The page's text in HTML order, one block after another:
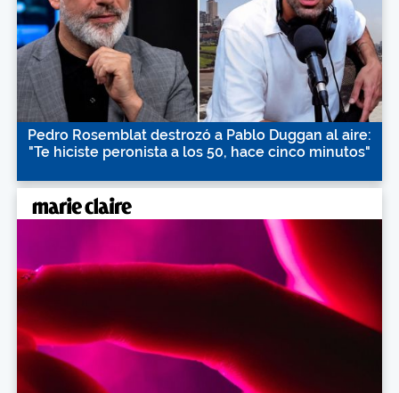
Pedro Rosemblat destrozó a Pablo Duggan al aire:
"Te hiciste peronista a los 50, hace cinco minutos"